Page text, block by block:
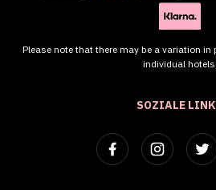
SOZIALE
Please note that there may be a variation
individual hotels.